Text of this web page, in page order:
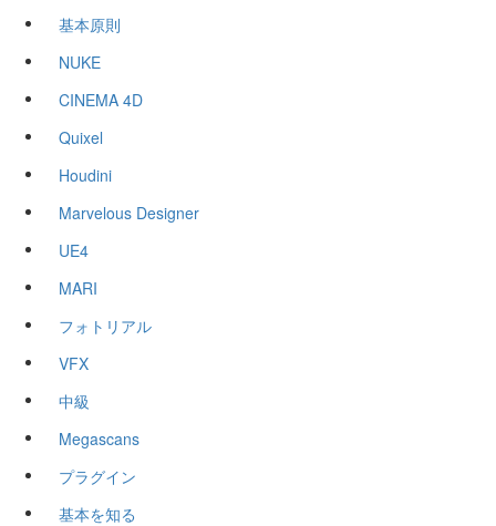
基本原則
NUKE
CINEMA 4D
Quixel
Houdini
Marvelous Designer
UE4
MARI
フォトリアル
VFX
中級
Megascans
プラグイン
基本を知る